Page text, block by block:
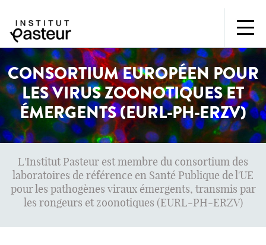
CONSORTIUM EUROPÉEN POUR
LES VIRUS ZOONOTIQUES ET
ÉMERGENTS (EURL-PH-ERZV)
L'Institut Pasteur est membre du consortium des
laboratoires de référence en Santé Publique de l'UE
pour les pathogènes viraux émergents, transmis par
les rongeurs et zoonotiques (EURL-PH-ERZV)